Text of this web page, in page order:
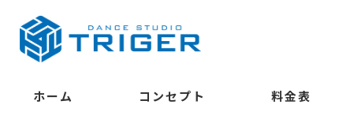
ホーム コンセプト 料金表